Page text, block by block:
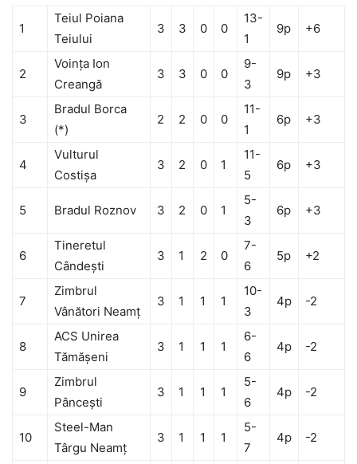
1
Teiul Poiana
Teiului
3 3 0 0
13-
1
9p +6
2
Voinţa Ion
Creangă
3 3 0 0
9-
3
9p +3
3
Bradul Borca
(*)
2 2 0 0
11-
1
6p +3
4
Vulturul
Costişa
3 2 0 1
11-
5
6p +3
5 Bradul Roznov 3 2 0 1
5-
3
6p +3
6
Tineretul
Cândeşti
3 1 2 0
7-
6
5p +2
7
Zimbrul
Vânători Neamţ
3 1 1 1
10-
3
4p -2
8
ACS Unirea
Tămăşeni
3 1 1 1
6-
6
4p -2
9
Zimbrul
Pânceşti
3 1 1 1
5-
6
4p -2
10
Steel-Man
Târgu Neamţ
3 1 1 1
5-
7
4p -2